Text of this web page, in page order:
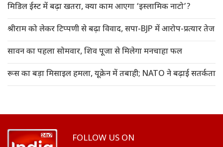
मिडिल ईस्ट में बढ़ा खतरा, क्या काम आएगा ‘इस्लामिक नाटो’?
श्रीराम को लेकर टिप्पणी से बढ़ा विवाद, सपा-BJP में आरोप-प्रत्यार तेज
सावन का पहला सोमवार, शिव पूजा से मिलेगा मनचाहा फल
रूस का बड़ा मिसाइल हमला, यूक्रेन में तबाही; NATO ने बढ़ाई सतर्कता
FOLLOW US ON